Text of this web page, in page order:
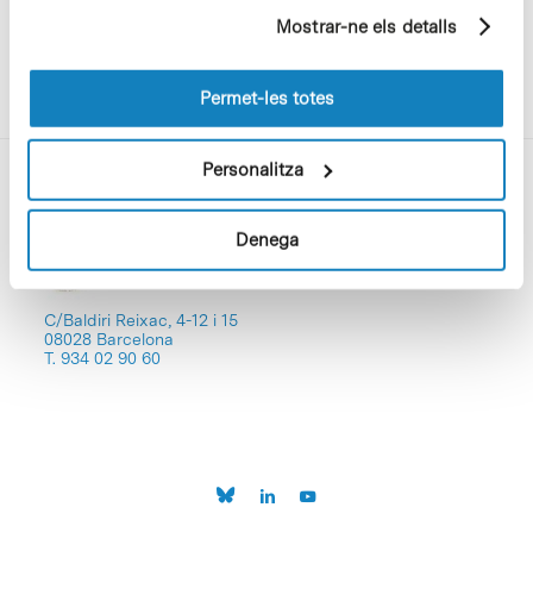
pàgines visitades). Per a obtenir més informació sobre
les cookies pot consultar laPolítica de cookiesdel
Mostrar-ne els detalls
Permet-les totes
Personalitza
Denega
C/Baldiri Reixac, 4-12 i 15
08028 Barcelona
T. 934 02 90 60